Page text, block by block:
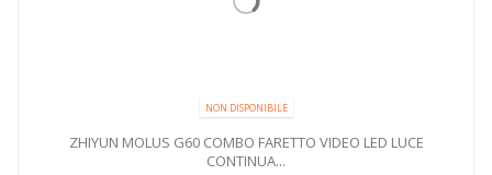
NON DISPONIBILE
ZHIYUN MOLUS G60 COMBO FARETTO VIDEO LED LUCE
CONTINUA...